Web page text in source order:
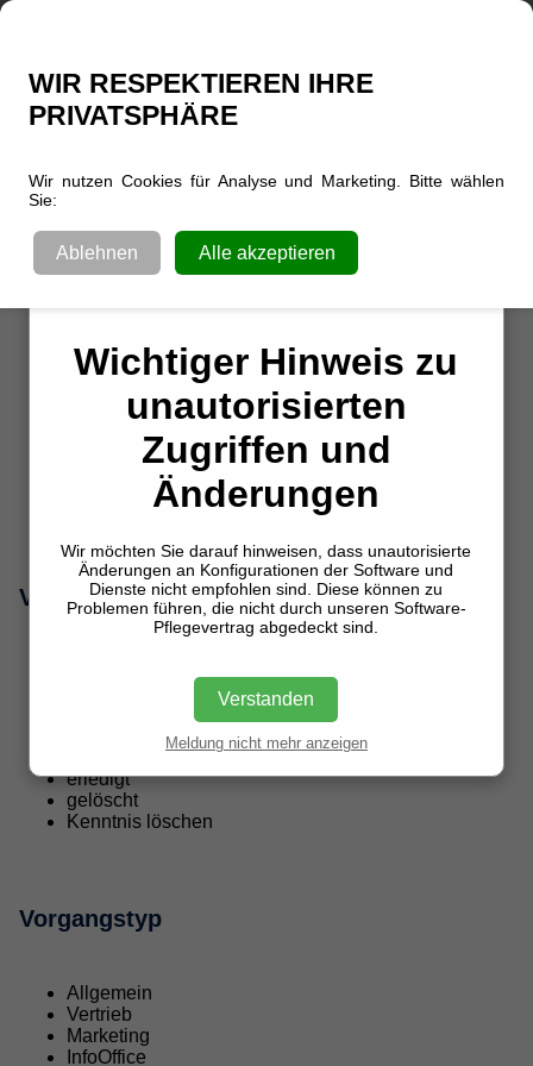
WIR RESPEKTIEREN IHRE
PRIVATSPHÄRE
Wir nutzen Cookies für Analyse und Marketing. Bitte wählen
Sie:
Wichtiger Hinweis zu
unautorisierten
Zugriffen und
Änderungen
Wir möchten Sie darauf hinweisen, dass unautorisierte
Änderungen an Konfigurationen der Software und
Dienste nicht empfohlen sind. Diese können zu
Problemen führen, die nicht durch unseren Software-
Pflegevertrag abgedeckt sind.
Verstanden
Meldung nicht mehr anzeigen
Kategorien
Im BereichEinstellungen
Im Folgenden sehen Sie die Standardwerte.
Dokumentenstatus
Post
aktuell
telefonieren
Kenntnis löschen
Vorgangsstatus
erledigt
gelöscht
Kenntnis löschen
Vorgangstyp
Allgemein
Vertrieb
Marketing
InfoOffice